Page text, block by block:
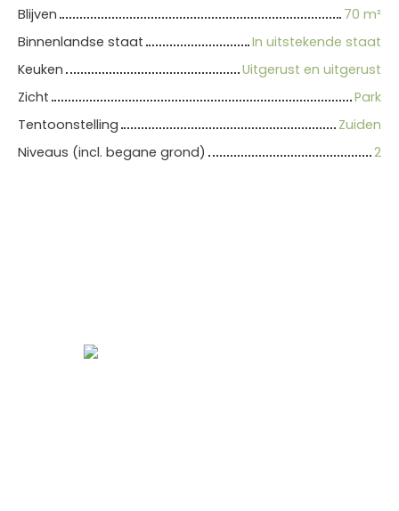
Blijven 70 m²
Binnenlandse staat
In uitstekende staat
Keuken
Uitgerust en uitgerust
Zicht
Park
Tentoonstelling
Zuiden
Niveaus (incl. begane grond)
2